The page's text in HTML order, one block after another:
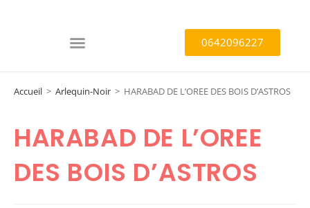
0642096227
Accueil > Arlequin-Noir > HARABAD DE L’OREE DES BOIS D’ASTROS
HARABAD DE L’OREE
DES BOIS D’ASTROS